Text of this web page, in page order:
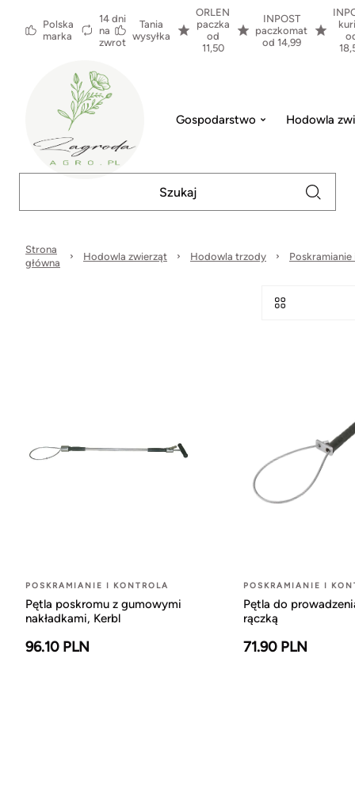
Polska
marka
14 dni
na
zwrot
Tania
wysyłka
ORLEN
paczka
od
11,50
INPOST
paczkomat
od 14,99
Gospodarstwo Hodowla
Strona
główna
Hodowla zwierząt Hodowla trzody
POSKRAMIANIE I KONTROLA
Pętla poskromu z gumowymi
nakładkami, Kerbl
96.10 PLN
POSKRAMIANIE I
Pętla do
rączką
71.90 PLN